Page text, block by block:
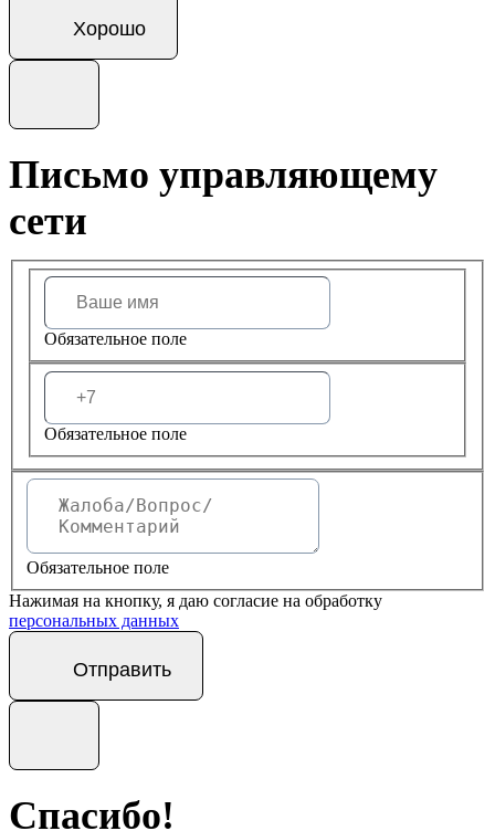
Хорошо
Письмо управляющему
сети
Обязательное поле
Обязательное поле
Обязательное поле
Нажимая на кнопку, я даю согласие на обработку
персональных данных
Отправить
Спасибо!